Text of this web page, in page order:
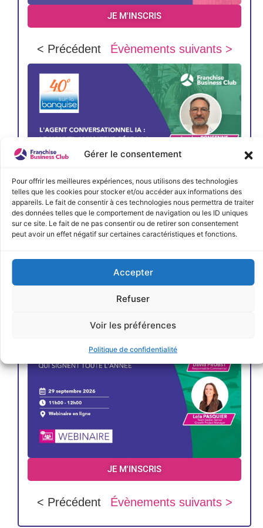
Gérer le consentement
Pour offrir les meilleures expériences, nous utilisons des technologies
telles que les cookies pour stocker et/ou accéder aux informations des
appareils. Le fait de consentir à ces technologies nous permettra de traiter
des données telles que le comportement de navigation ou les ID uniques
sur ce site. Le fait de ne pas consentir ou de retirer son consentement
peut avoir un effet négatif sur certaines caractéristiques et fonctions.
Accepter
Refuser
Voir les préférences
Politique de confidentialité
JE M'INSCRIS
< Précédent Évènements suivants >
JE M'INSCRIS
< Précédent Évènements suivants >